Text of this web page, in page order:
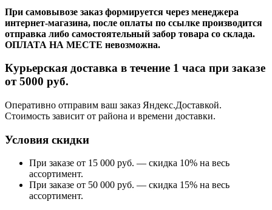
При самовывозе заказ формируется через менеджера
интернет-магазина, после оплаты по ссылке производится
отправка либо самостоятельный забор товара со склада.
ОПЛАТА НА МЕСТЕ невозможна.
Курьерская доставка в течение 1 часа при заказе
от 5000 руб.
Оперативно отправим ваш заказ Яндекс.Доставкой.
Стоимость зависит от района и времени доставки.
Условия скидки
При заказе от 15 000 руб. — скидка 10% на весь
ассортимент.
При заказе от 50 000 руб. — скидка 15% на весь
ассортимент.